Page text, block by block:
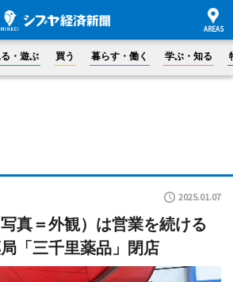
る・遊ぶ 買う 暮らす・働く 学ぶ・知る
2025.01.07
写真＝外観）は営業を続ける
「三千里薬品」閉店